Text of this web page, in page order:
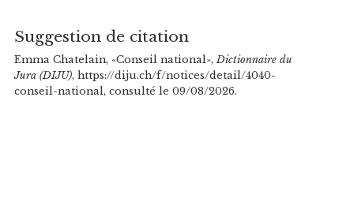
Suggestion de citation
Emma Chatelain, «Conseil national», Dictionnaire du
Jura (DIJU), https://diju.ch/f/notices/detail/4040-
conseil-national, consulté le 09/08/2026.